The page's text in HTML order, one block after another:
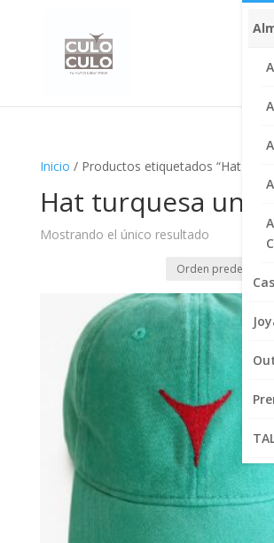
Inicio / Productos etiquetados “Hat
Hat turquesa
Mostrando el único resultado